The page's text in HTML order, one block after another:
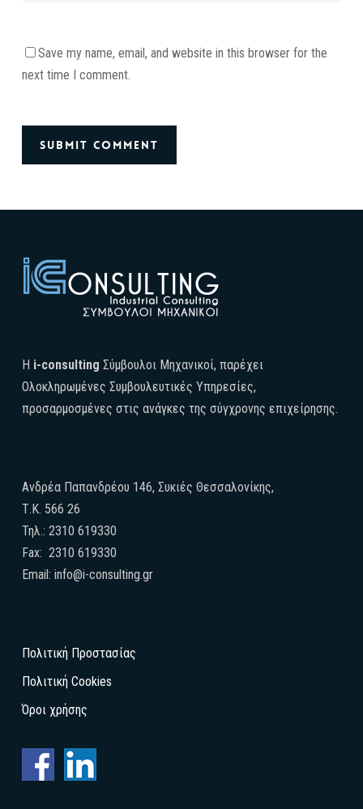
Save my name, email, and website in this browser for the
next time I comment.
H i-consulting Σύμβουλοι Μηχανικοί, παρέχει
Ολοκληρωμένες Συμβουλευτικές Υπηρεσίες,
προσαρμοσμένες στις ανάγκες της σύγχρονης επιχείρησης.
Ανδρέα Παπανδρέου 146, Συκιές Θεσσαλονίκης,
Τ.Κ. 566 26
Τηλ.: 2310 619330
Fax: 2310 619330
Email: info@i-consulting.gr
Πολιτική Προστασίας
Πολιτική Cookies
Όροι χρήσης